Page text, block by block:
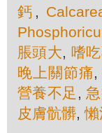
鈣 ,
脹頭大, 嗜
晚上關節痛
營養不足 ,
皮膚骯髒,懶